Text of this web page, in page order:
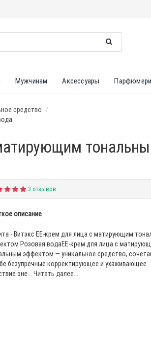
Мужчинам Аксессуары
средство
3 отзывов
описание
- Витэкс EE-крем для лица с матирующим
Розовая водаЕЕ-крем для лица с
эффектом — уникальное средство,
безупречные корректирующее и ухаживающее
эне... Читать далее...